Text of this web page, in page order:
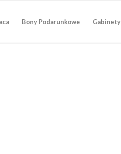
Bony Podarunkowe Gabinety